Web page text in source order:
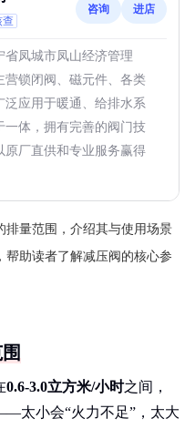
查
咨询 进店
凤城市凤山经济管理
营锁闭阀、磁元件、各类
泛应用于暖通、给排水系
一体，拥有完善的阀门技
原厂直供和专业服务赢得
排量范围，介绍其与使用场景
帮助读者了解减压阀的核心参
0.6-3.0立方米/小时之间，
太小会“火力不足”，太大